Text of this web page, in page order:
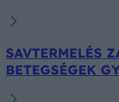
SAVTERMELÉS
BETEGSÉGEK